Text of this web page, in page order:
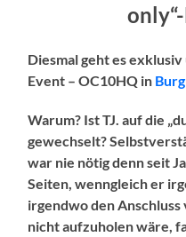
Diesmal geht es
Event – OC10HQ in
Warum? Ist TJ. auf die
gewechselt?
war nie nötig denn seit
Seiten, wenngleich er
irgendwo den
nicht aufzuholen wäre,